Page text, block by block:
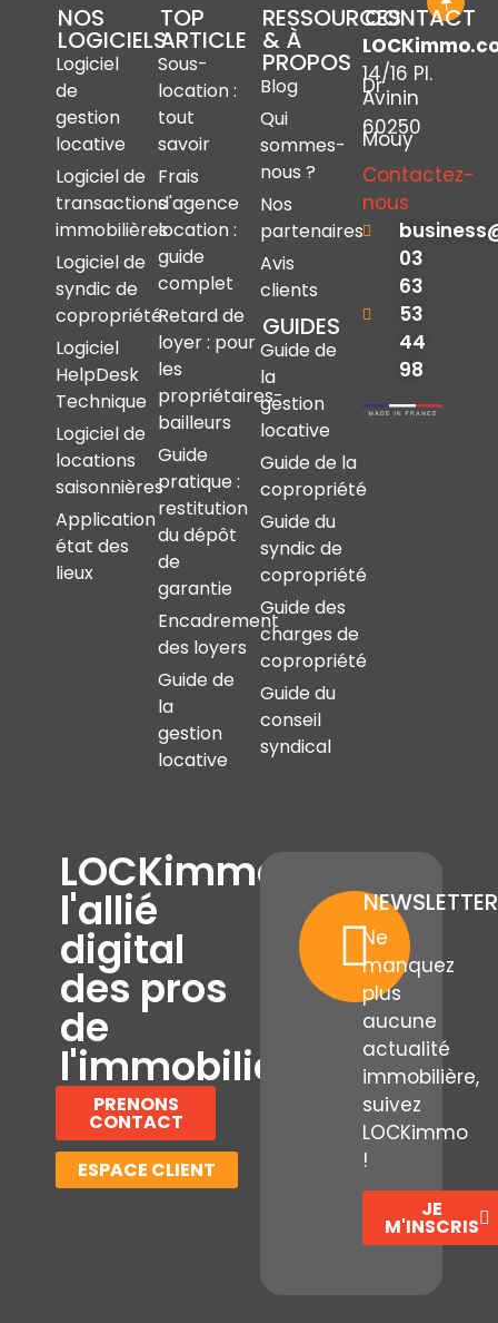
NOS
LOGICIELS
Logiciel
de
gestion
locative
Logiciel de
transactions
immobilières
Logiciel de
syndic de
copropriété
Logiciel
HelpDesk
Technique
Logiciel de
locations
saisonnières
Application
état des
lieux
TOP
ARTICLE
Sous-
location :
tout
savoir
Frais
d'agence
location :
guide
complet
Retard de
loyer : pour
les
propriétaires-
bailleurs
Guide
pratique :
restitution
du dépôt
de
garantie
Encadrement
des loyers
Guide de
la
gestion
locative
RESSOURCES
& À
PROPOS
Blog
Qui
sommes-
nous ?
Nos
partenaires
Avis
clients
GUIDES
Guide de
la
gestion
locative
Guide de la
copropriété
Guide du
syndic de
copropriété
Guide des
charges de
copropriété
Guide du
conseil
syndical
CONTACT
14/16 Pl.
Dr
Avinin
60250
Mouy
Contactez-
nous
03
63
53
44
98
LOCKimmo,
l'allié
digital
des pros
de
l'immobilier
PRENONS
CONTACT
ESPACE CLIENT
NEWSLETTER
Ne
manquez
plus
aucune
actualité
immobilière,
suivez
LOCKimmo
!
JE
M'INSCRIS